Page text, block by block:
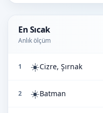
En Sıcak
Anlık ölçüm
1 ☀️Cizre, Şırnak
2 ☀️Batman